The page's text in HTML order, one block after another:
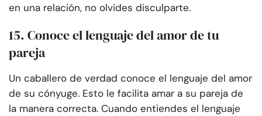
en una relación, no olvides disculparte.
15. Conoce el lenguaje del amor de tu
pareja
Un caballero de verdad conoce el lenguaje del amor
de su cónyuge. Esto le facilita amar a su pareja de
la manera correcta. Cuando entiendes el lenguaje